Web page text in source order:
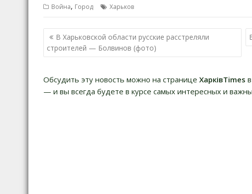
Война, Город Харьков
Навигация
по
записям
В Харьковской области русские расстреляли
строителей — Болвинов (фото)
Обсудить эту новость можно на странице ХарківTimes в
— и вы всегда будете в курсе самых интересных и